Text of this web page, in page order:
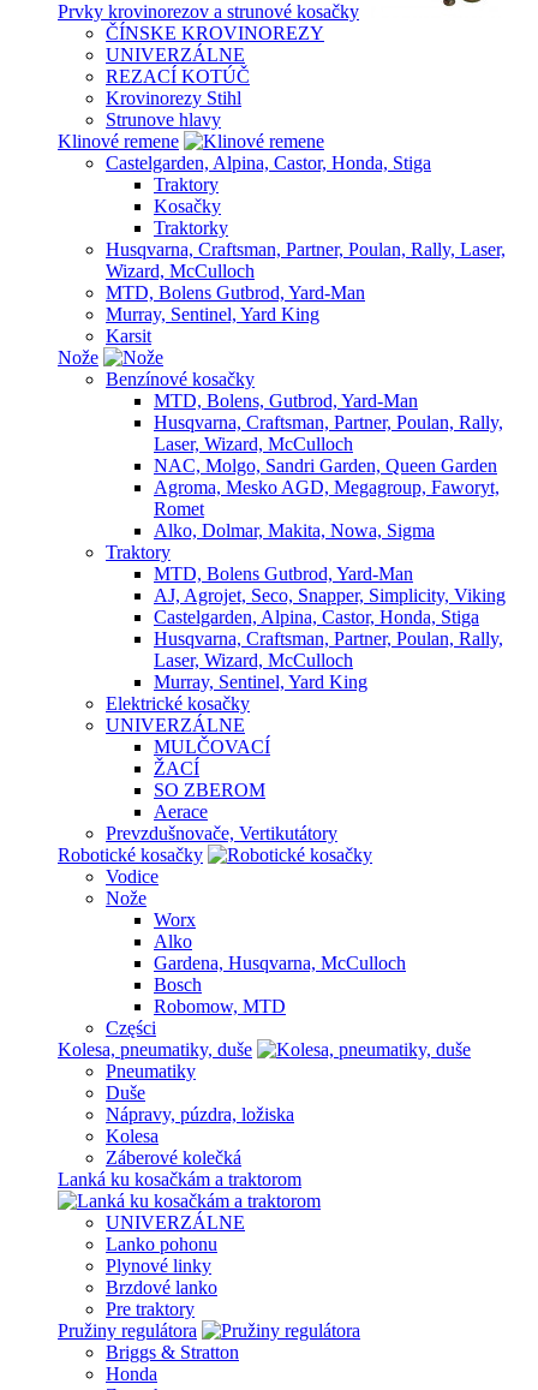
Prvky krovinorezov a strunové kosačky
ČÍNSKE KROVINOREZY
UNIVERZÁLNE
REZACÍ KOTÚČ
Krovinorezy Stihl
Strunove hlavy
Klinové remene
Castelgarden, Alpina, Castor, Honda, Stiga
Traktory
Kosačky
Traktorky
Husqvarna, Craftsman, Partner, Poulan, Rally, Laser,
Wizard, McCulloch
MTD, Bolens Gutbrod, Yard-Man
Murray, Sentinel, Yard King
Karsit
Nože
Benzínové kosačky
MTD, Bolens, Gutbrod, Yard-Man
Husqvarna, Craftsman, Partner, Poulan, Rally,
Laser, Wizard, McCulloch
NAC, Molgo, Sandri Garden, Queen Garden
Agroma, Mesko AGD, Megagroup, Faworyt,
Romet
Alko, Dolmar, Makita, Nowa, Sigma
Traktory
MTD, Bolens Gutbrod, Yard-Man
AJ, Agrojet, Seco, Snapper, Simplicity, Viking
Castelgarden, Alpina, Castor, Honda, Stiga
Husqvarna, Craftsman, Partner, Poulan, Rally,
Laser, Wizard, McCulloch
Murray, Sentinel, Yard King
Elektrické kosačky
UNIVERZÁLNE
MULČOVACÍ
ŽACÍ
SO ZBEROM
Aerace
Prevzdušnovače, Vertikutátory
Robotické kosačky
Vodice
Nože
Worx
Alko
Gardena, Husqvarna, McCulloch
Bosch
Robomow, MTD
Części
Kolesa, pneumatiky, duše
Pneumatiky
Duše
Nápravy, púzdra, ložiska
Kolesa
Záberové kolečká
Lanká ku kosačkám a traktorom
UNIVERZÁLNE
Lanko pohonu
Plynové linky
Brzdové lanko
Pre traktory
Pružiny regulátora
Briggs & Stratton
Honda